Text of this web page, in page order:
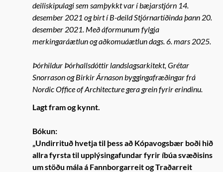
deiliskipulagi sem samþykkt var í bæjarstjórn 14.
desember 2021 og birt í B-deild Stjórnartíðinda þann 20.
desember 2021. Með áformunum fylgja
merkingaráætlun og aðkomuáætlun dags. 6. mars 2025.
Þórhildur Þórhallsdóttir landslagsarkitekt, Grétar
Snorrason og Birkir Árnason byggingafræðingar frá
Nordic Office of Architecture gera grein fyrir erindinu.
Lagt fram og kynnt.
Bókun:
„Undirrituð hvetja til þess að Kópavogsbær boði hið
allra fyrsta til upplýsingafundar fyrir íbúa svæðisins
um stöðu mála á Fannborgarreit og Traðarreit